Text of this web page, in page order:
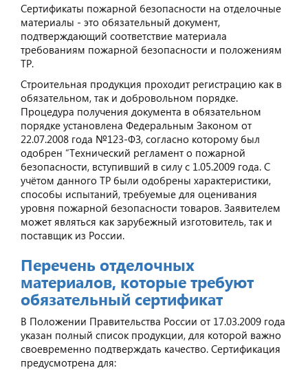
Сертификаты пожарной безопасности на отделочные
материалы - это обязательный документ,
подтверждающий соответствие материала
требованиям пожарной безопасности и положениям
ТР.
Строительная продукция проходит регистрацию как в
обязательном, так и добровольном порядке.
Процедура получения документа в обязательном
порядке установлена Федеральным Законом от
22.07.2008 года №123-ФЗ, согласно которому был
одобрен “Технический регламент о пожарной
безопасности, вступивший в силу с 1.05.2009 года. С
учётом данного ТР были одобрены характеристики,
способы испытаний, требуемые для оценивания
уровня пожарной безопасности товаров. Заявителем
может являться как зарубежный изготовитель, так и
поставщик из России.
Перечень отделочных
материалов, которые требуют
обязательный сертификат
В Положении Правительства России от 17.03.2009 года
указан полный список продукции, для которой важно
своевременно подтверждать качество. Сертификация
предусмотрена для: